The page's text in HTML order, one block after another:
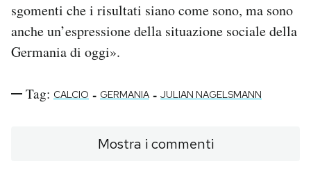
sgomenti che i risultati siano come sono, ma sono
anche un’espressione della situazione sociale della
Germania di oggi».
Tag: CALCIO - GERMANIA - JULIAN NAGELSMANN
Mostra i commenti